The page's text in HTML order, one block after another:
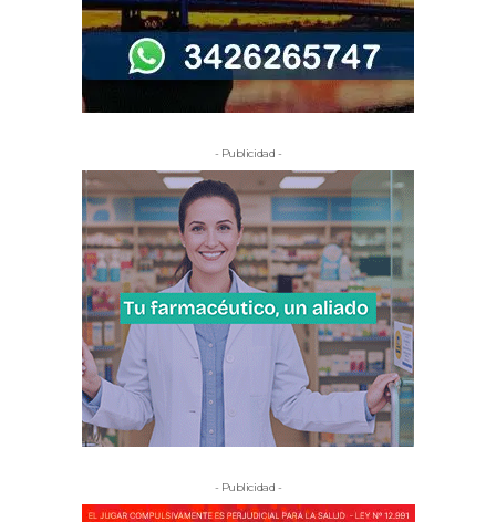
- Publicidad -
- Publicidad -